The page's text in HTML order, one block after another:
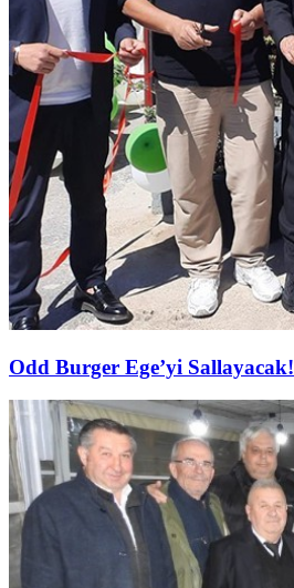
Odd Burger Ege’yi Sallayacak!